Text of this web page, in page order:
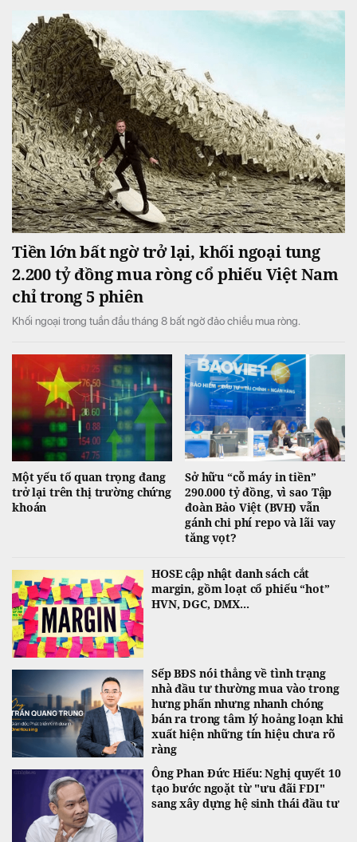
Tiền lớn bất ngờ trở lại, khối ngoại tung
2.200 tỷ đồng mua ròng cổ phiếu Việt Nam
chỉ trong 5 phiên
Khối ngoại trong tuần đầu tháng 8 bất ngờ đảo chiều mua ròng.
Một yếu tố quan trọng đang
trở lại trên thị trường chứng
khoán
Sở hữu “cỗ máy in tiền”
290.000 tỷ đồng, vì sao Tập
đoàn Bảo Việt (BVH) vẫn
gánh chi phí repo và lãi vay
tăng vọt?
HOSE cập nhật danh sách cắt
margin, gồm loạt cổ phiếu “hot”
HVN, DGC, DMX...
Sếp BĐS nói thẳng về tình trạng
nhà đầu tư thường mua vào trong
hưng phấn nhưng nhanh chóng
bán ra trong tâm lý hoảng loạn khi
xuất hiện những tín hiệu chưa rõ
ràng
Ông Phan Đức Hiếu: Nghị quyết 10
tạo bước ngoặt từ "ưu đãi FDI"
sang xây dựng hệ sinh thái đầu tư